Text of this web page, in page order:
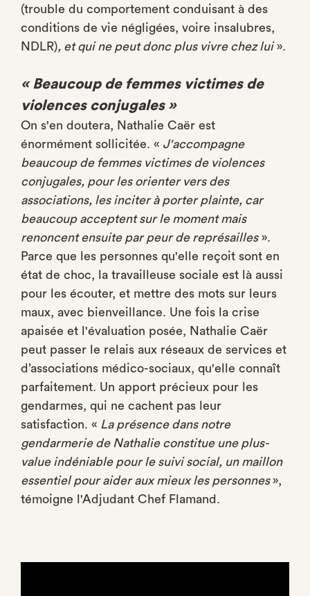
(trouble du comportement conduisant à des
conditions de vie négligées, voire insalubres,
NDLR), et qui ne peut donc plus vivre chez lui».
« Beaucoup de femmes victimes de
violences conjugales »
On s'en doutera, Nathalie Caër est
énormément sollicitée. « J'accompagne
beaucoup de femmes victimes de violences
conjugales, pour les orienter vers des
associations, les inciter à porter plainte, car
beaucoup acceptent sur le moment mais
renoncent ensuite par peur de représailles».
Parce que les personnes qu'elle reçoit sont en
état de choc, la travailleuse sociale est là aussi
pour les écouter, et mettre des mots sur leurs
maux, avec bienveillance. Une fois la crise
apaisée et l'évaluation posée, Nathalie Caër
peut passer le relais aux réseaux de services et
d’associations médico-sociaux, qu'elle connaît
parfaitement. Un apport précieux pour les
gendarmes, qui ne cachent pas leur
satisfaction. « La présence dans notre
gendarmerie de Nathalie constitue une plus-
value indéniable pour le suivi social, un maillon
essentiel pour aider aux mieux les personnes»,
témoigne l'Adjudant Chef Flamand.